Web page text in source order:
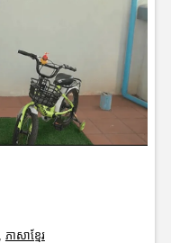
ភាសាខ្មែរ